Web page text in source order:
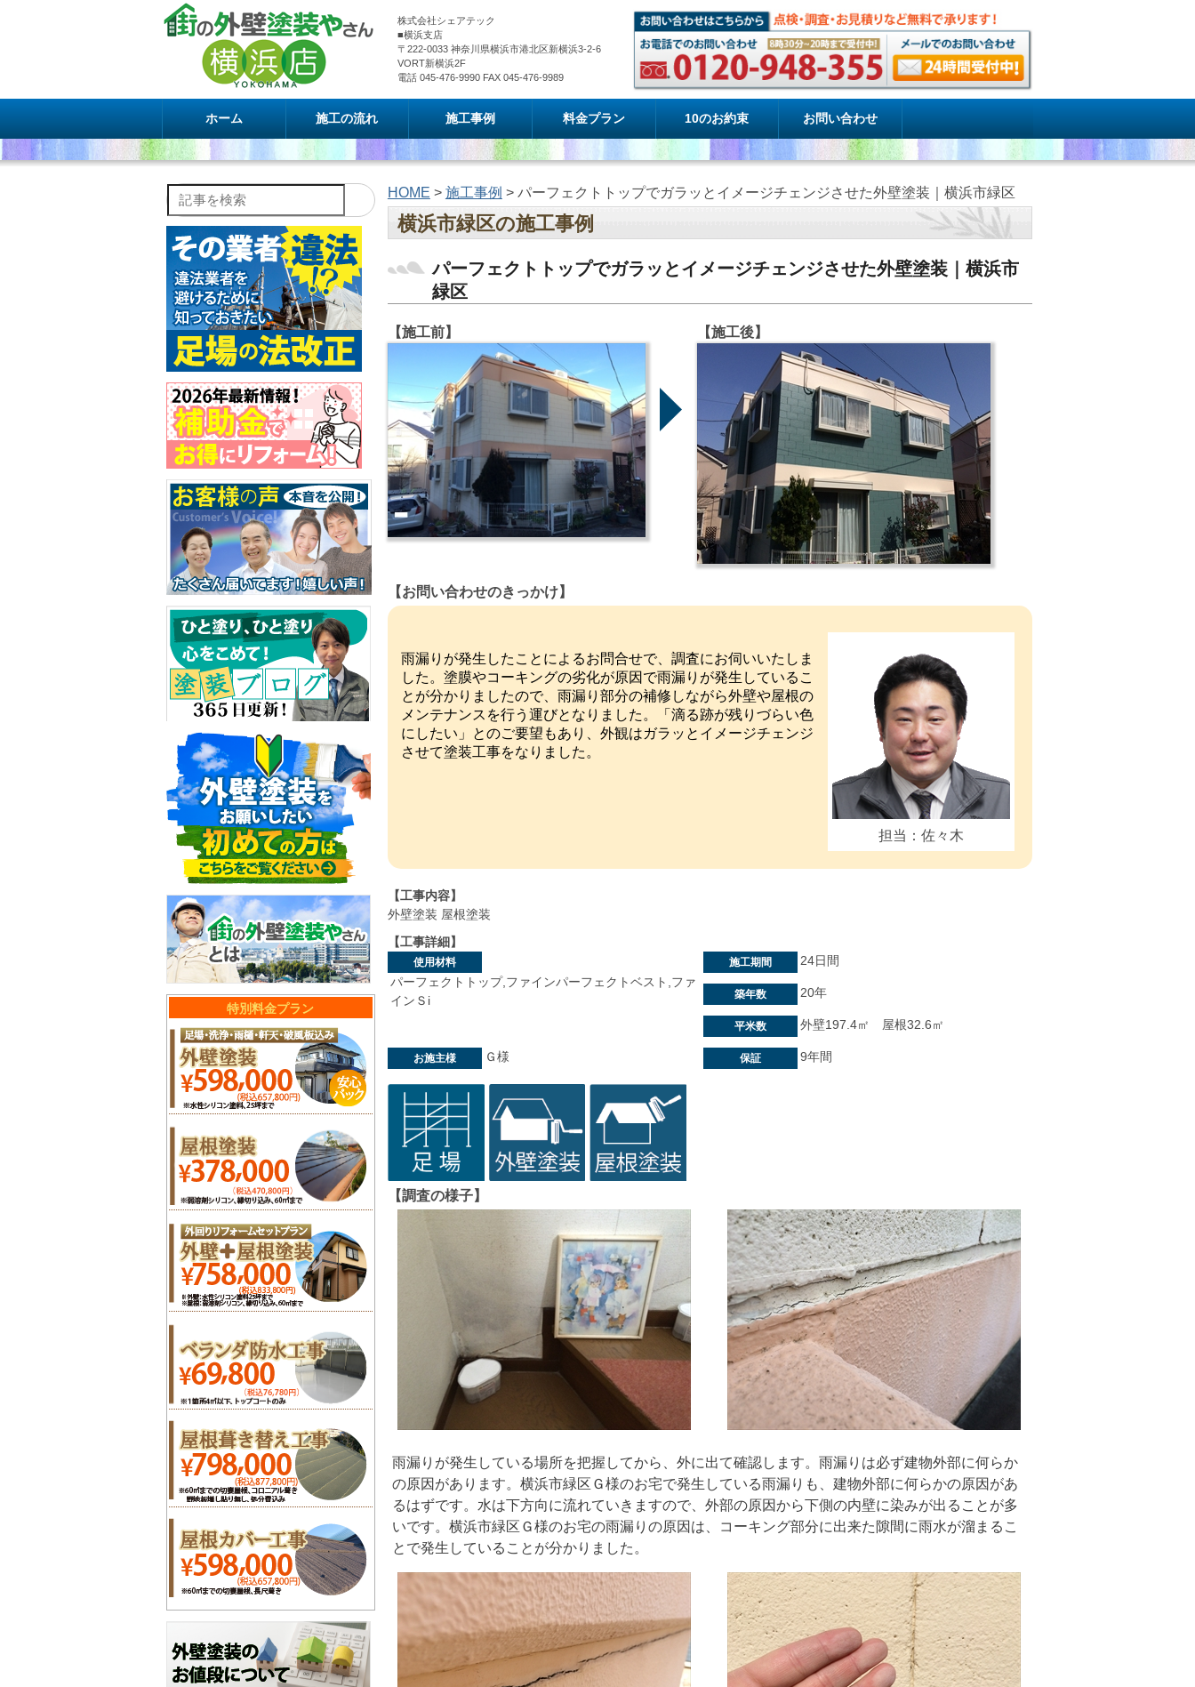
株式会社シェアテック
■横浜支店
〒222-0033 神奈川県横浜市港北区新横浜3-2-6
VORT新横浜2F
電話 045-476-9990 FAX 045-476-9989
ホーム 施工の流れ 施工事例 料金プラン 10のお約束 お問い合わせ
記事を検索
特別料金プラン
HOME > 施工事例 > パーフェクトトップでガラッとイメージチェンジさせた外壁塗装｜横浜市緑区
横浜市緑区の施工事例
パーフェクトトップでガラッとイメージチェンジさせた外壁塗装｜横浜市
緑区
【施工前】 【施工後】
【お問い合わせのきっかけ】
担当：佐々木
雨漏りが発生したことによるお問合せで、調査にお伺いいたしま
した。塗膜やコーキングの劣化が原因で雨漏りが発生しているこ
とが分かりましたので、雨漏り部分の補修しながら外壁や屋根の
メンテナンスを行う運びとなりました。「滴る跡が残りづらい色
にしたい」とのご要望もあり、外観はガラッとイメージチェンジ
させて塗装工事をなりました。
【工事内容】
外壁塗装 屋根塗装
【工事詳細】
使用材料
パーフェクトトップ,ファインパーフェクトベスト,ファ
インＳi
施工期間 24日間
築年数 20年
平米数 外壁197.4㎡ 屋根32.6㎡
お施主様 Ｇ様 保証 9年間
【調査の様子】
雨漏りが発生している場所を把握してから、外に出て確認します。雨漏りは必ず建物外部に何らか
の原因があります。横浜市緑区Ｇ様のお宅で発生している雨漏りも、建物外部に何らかの原因があ
るはずです。水は下方向に流れていきますので、外部の原因から下側の内壁に染みが出ることが多
いです。横浜市緑区Ｇ様のお宅の雨漏りの原因は、コーキング部分に出来た隙間に雨水が溜まるこ
とで発生していることが分かりました。